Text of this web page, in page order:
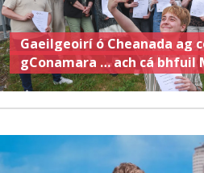
Gaeilgeoirí ó Cheanada ag
gConamara … ach cá bhfuil